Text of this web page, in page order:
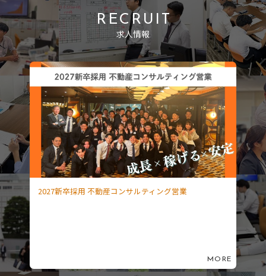
RECRUIT
求人情報
2027新卒採⽤ 不動産コンサルティング営業
MORE